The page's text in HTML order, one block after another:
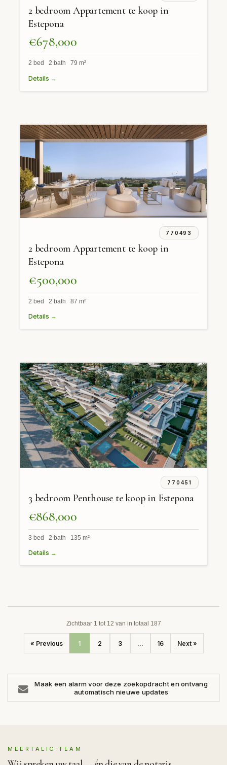
2 bedroom Appartement te koop in
Estepona
€678,000
2 bed 2 bath 79 m²
Details →
770493
2 bedroom Appartement te koop in
Estepona
€500,000
2 bed 2 bath 87 m²
Details →
770451
3 bedroom Penthouse te koop in Estepona
€868,000
3 bed 2 bath 135 m²
Details →
Zichtbaar 1 tot 12 van in totaal 187
« Previous 1 2 3 ... 16 Next »
Maak een alarm voor deze zoekopdracht en ontvang
automatisch nieuwe updates
MEERTALIG TEAM